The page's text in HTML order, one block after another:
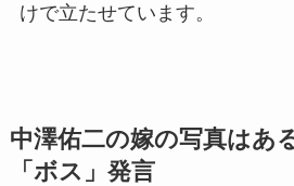
けで立たせています。
中澤佑二の嫁の写真はあ
「ボス」発言